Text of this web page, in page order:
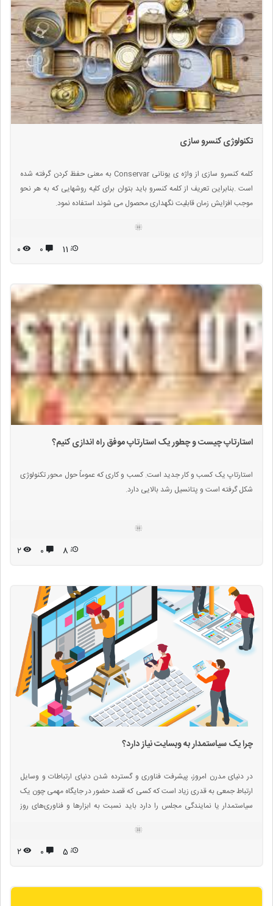
تکنولوژی کنسرو سازی
کلمه کنسرو سازی از واژه ی یونانی Conservar به معنی حفظ کردن گرفته شده
است .بنابراین تعریف از کلمه کنسرو باید بتوان برای کلیه روشهایی که به هر نحو
موجب افزایش زمان قابلیت نگهداری محصول می شوند استفاده نمود.
11 ۰ ۰
استارتاپ چیست و چطور یک استارتاپ موفق راه اندازی کنیم؟
استارتاپ یک کسب و کار جدید است. کسب و کاری که عموماً حول محور تکنولوژی
شکل گرفته است و پتانسیل رشد بالایی دارد.
8 ۰ ۲
چرا یک سیاستمدار به وب‎سایت نیاز دارد؟
در دنیای مدرن امروز، پیشرفت فناوری و گسترده شدن دنیای ارتباطات و وسایل
ارتباط جمعی به قدری زیاد است که کسی که قصد حضور در جایگاه مهمی چون یک
سیاستمدار یا نمایندگی مجلس را دارد باید نسبت به ابزارها و فناوری‌های روز
5 ۰ ۲